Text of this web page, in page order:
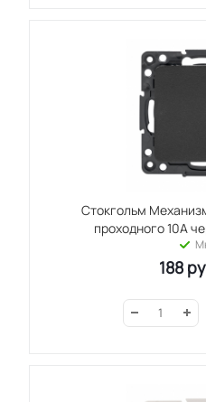
Стокгольм
проходного 10А
188